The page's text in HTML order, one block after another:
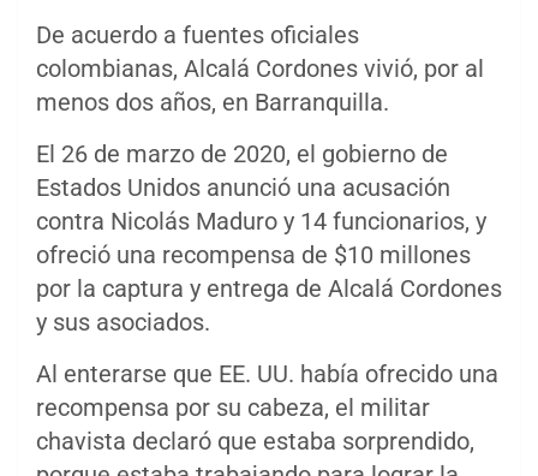
De acuerdo a fuentes oficiales
colombianas, Alcalá Cordones vivió, por al
menos dos años, en Barranquilla.
El 26 de marzo de 2020, el gobierno de
Estados Unidos anunció una acusación
contra Nicolás Maduro y 14 funcionarios, y
ofreció una recompensa de $10 millones
por la captura y entrega de Alcalá Cordones
y sus asociados.
Al enterarse que EE. UU. había ofrecido una
recompensa por su cabeza, el militar
chavista declaró que estaba sorprendido,